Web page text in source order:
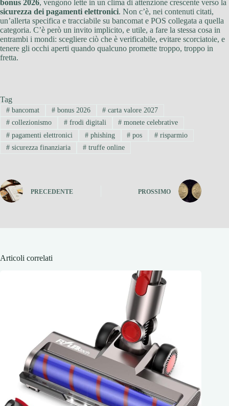
bonus 2026, vengono lette in un clima di attenzione crescente verso la
sicurezza dei pagamenti elettronici. Non c’è, nei contenuti citati,
un’allerta specifica e tracciabile su bancomat e POS collegata a quella
categoria. C’è però un invito implicito, e utile, a fare la stessa cosa in
entrambi i mondi: scegliere ciò che è verificabile, evitare scorciatoie, e
tenere gli occhi aperti quando qualcuno promette troppo, troppo in
fretta.
Tag
#bancomat #bonus 2026 # carta valore 2027
#collezionismo #frodi digitali # monete celebrative
#pagamenti elettronici #phishing # pos # risparmio
#sicurezza finanziaria #truffe online
PRECEDENTE PROSSIMO
Articoli correlati